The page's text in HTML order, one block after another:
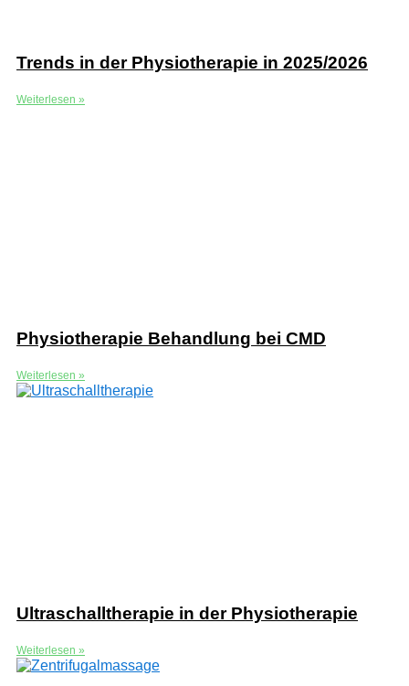
Trends in der Physiotherapie in 2025/2026
Weiterlesen »
Physiotherapie Behandlung bei CMD
Weiterlesen »
Ultraschalltherapie in der Physiotherapie
Weiterlesen »